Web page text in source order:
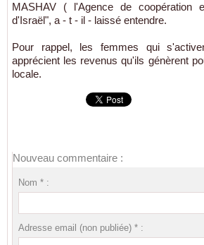
MASHAV ( l'Agence de coopération
d'Israël", a - t - il - laissé entendre.
Pour rappel, les femmes qui
apprécient les revenus qu'ils génèrent
locale.
Nouveau commentaire :
Nom * :
Adresse email (non publiée) * :